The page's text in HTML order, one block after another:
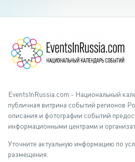
EventsInRussia.com - Национальный
публичная витрина событий регионов
описания и фотографии событий
информационными центрами и
Уточните актуальную информацию по
размещения.